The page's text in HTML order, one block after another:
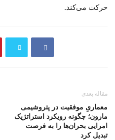
حرکت می‌کند.
مقاله بعدی
معماریِ موفقیت در پتروشیمی
مارون؛ چگونه رویکرد استراتژیک
امرایی بحران‌ها را به فرصت
تبدیل کرد